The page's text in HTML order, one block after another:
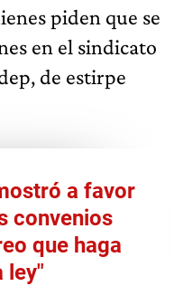
piden que se
en el sindicato
de estirpe
a favor
convenios
que haga
ley"